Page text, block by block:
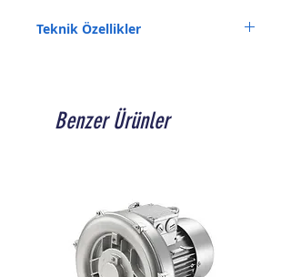
Teknik Özellikler
Güç (W): -
Giriş (inç): 1" - 1/2"
Benzer Ürünler